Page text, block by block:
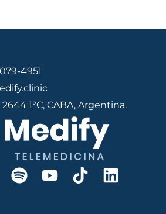
4951
1°C, CABA, Argentina.